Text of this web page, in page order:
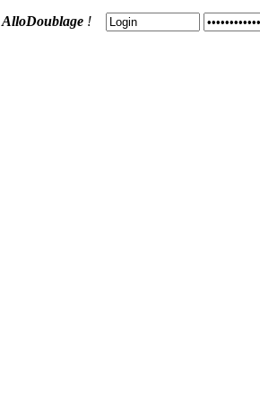
AlloDoublage !